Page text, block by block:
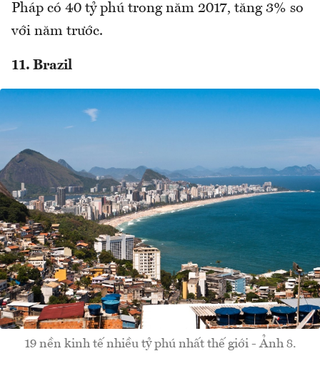
Pháp có 40 tỷ phú trong năm 2017, tăng 3% so
với năm trước.
11. Brazil
19 nền kinh tế nhiều tỷ phú nhất thế giới - Ảnh 8.